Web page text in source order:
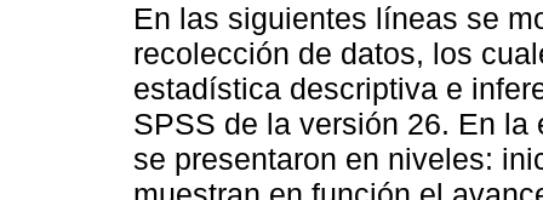
En las siguientes líneas se
recolección de datos, los
estadística descriptiva e
SPSS de la versión 26. En
se presentaron en niveles: